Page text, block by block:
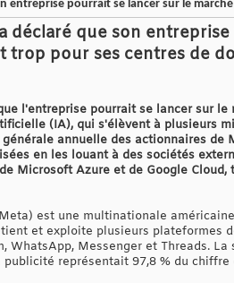
entreprise pourrait se lancer sur le
déclaré que son
trop pour ses centres de
l'entreprise pourrait se lancer sur
(IA), qui s'élèvent à plusieurs
annuelle des actionnaires
en les louant à des sociétés
Microsoft Azure et de Google
est une multinationale
et exploite plusieurs plateformes
WhatsApp, Messenger et Threads.
représentait 97,8 % du